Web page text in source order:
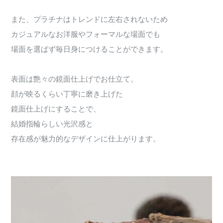
また、プラチナはトレンドに左右されないため
カジュアルなお洋服やフォーマルな場面でも
場面を選ばず毎日身につけることができます。
表面は艶々の鏡面仕上げでお仕立て。
顔が映るくらい丁寧に磨き上げた
鏡面仕上げにすることで、
結婚指輪らしい光沢感と
存在感が魅力的なデザインに仕上がります。